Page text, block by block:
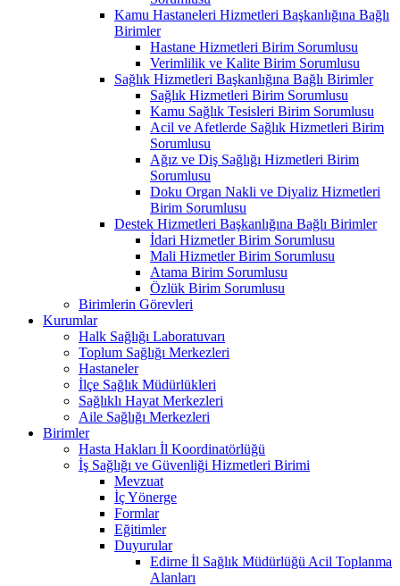
Kamu Hastaneleri Hizmetleri Başkanlığına Bağlı
Birimler
Hastane Hizmetleri Birim Sorumlusu
Verimlilik ve Kalite Birim Sorumlusu
Sağlık Hizmetleri Başkanlığına Bağlı Birimler
Sağlık Hizmetleri Birim Sorumlusu
Kamu Sağlık Tesisleri Birim Sorumlusu
Acil ve Afetlerde Sağlık Hizmetleri Birim
Sorumlusu
Ağız ve Diş Sağlığı Hizmetleri Birim
Sorumlusu
Doku Organ Nakli ve Diyaliz Hizmetleri
Birim Sorumlusu
Destek Hizmetleri Başkanlığına Bağlı Birimler
İdari Hizmetler Birim Sorumlusu
Mali Hizmetler Birim Sorumlusu
Atama Birim Sorumlusu
Özlük Birim Sorumlusu
Birimlerin Görevleri
Kurumlar
Halk Sağlığı Laboratuvarı
Toplum Sağlığı Merkezleri
Hastaneler
İlçe Sağlık Müdürlükleri
Sağlıklı Hayat Merkezleri
Aile Sağlığı Merkezleri
Birimler
Hasta Hakları İl Koordinatörlüğü
İş Sağlığı ve Güvenliği Hizmetleri Birimi
Mevzuat
İç Yönerge
Formlar
Eğitimler
Duyurular
Edirne İl Sağlık Müdürlüğü Acil Toplanma
Alanları